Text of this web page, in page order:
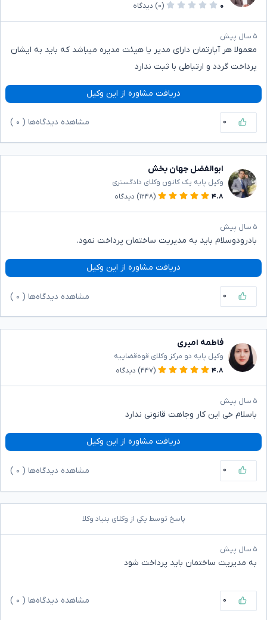
۰
(۰) دیدگاه
۵ سال پیش
معمولا هر آپارتمان دارای مدیر یا هیئت مدیره میباشد که باید به ایشان
پرداخت گردد و ارتباطی با ثبت ندارد
دریافت مشاوره از این وکیل
۰ مشاهده دیدگاه‌ها ( ۰
ابوالفضل جهان بخش
وکیل پایه یک کانون وکلای دادگستری
۴.۸
(۱۲۴۸) دیدگاه
۵ سال پیش
بادرودوسلام باید به مدیریت ساختمان پرداخت نمود.
دریافت مشاوره از این وکیل
۰ مشاهده دیدگاه‌ها ( ۰
فاطمه امیری
وکیل پایه دو مرکز وکلای قوه‌قضاییه
۴.۸
(۴۴۷) دیدگاه
۵ سال پیش
باسلام خی این کار وجاهت قانونی ندارد
دریافت مشاوره از این وکیل
۰ مشاهده دیدگاه‌ها ( ۰
پاسخ توسط یکی از وکلای بنیاد وکلا
۵ سال پیش
به مدیریت ساختمان باید پرداخت شود
۰ مشاهده دیدگاه‌ها ( ۰